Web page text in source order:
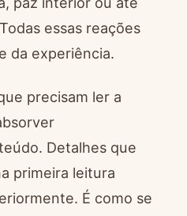
essas reações
da experiência.
precisam ler a
Detalhes que
primeira leitura
É como se